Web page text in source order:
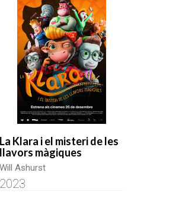
La Klara i el misteri de les
llavors màgiques
Will Ashurst
2023